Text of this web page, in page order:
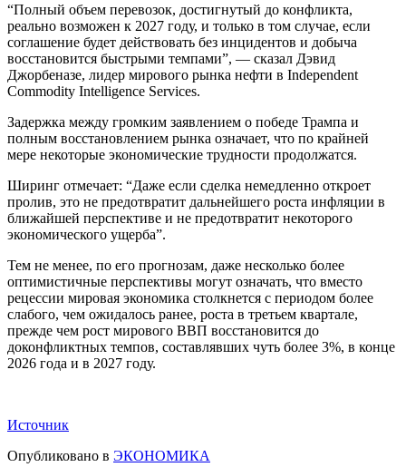
“Полный объем перевозок, достигнутый до конфликта,
реально возможен к 2027 году, и только в том случае, если
соглашение будет действовать без инцидентов и добыча
восстановится быстрыми темпами”, — сказал Дэвид
Джорбеназе, лидер мирового рынка нефти в Independent
Commodity Intelligence Services.
Задержка между громким заявлением о победе Трампа и
полным восстановлением рынка означает, что по крайней
мере некоторые экономические трудности продолжатся.
Ширинг отмечает: “Даже если сделка немедленно откроет
пролив, это не предотвратит дальнейшего роста инфляции в
ближайшей перспективе и не предотвратит некоторого
экономического ущерба”.
Тем не менее, по его прогнозам, даже несколько более
оптимистичные перспективы могут означать, что вместо
рецессии мировая экономика столкнется с периодом более
слабого, чем ожидалось ранее, роста в третьем квартале,
прежде чем рост мирового ВВП восстановится до
доконфликтных темпов, составлявших чуть более 3%, в конце
2026 года и в 2027 году.
Источник
Опубликовано в ЭКОНОМИКА